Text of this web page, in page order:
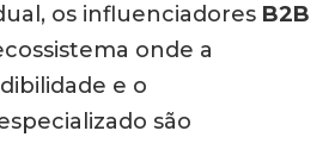
os influenciadores B2B
onde a
e o
são